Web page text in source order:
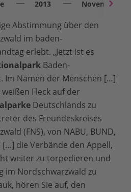
2013 November
Abstimmung über den
im baden-
erlebt. „Jetzt ist es
Baden-
Im Namen der Menschen […]
Fleck auf der
Deutschlands zu
des Freundeskreises
(FNS), von NABU, BUND,
[…] die Verbände den Appell,
weiter zu torpedieren und
im Nordschwarzwald zu
hören Sie auf, den